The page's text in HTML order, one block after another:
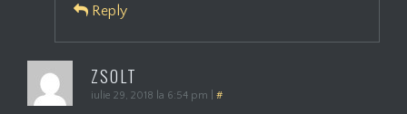
Reply
ZSOLT
iulie 29, 2018 la 6:54 pm #